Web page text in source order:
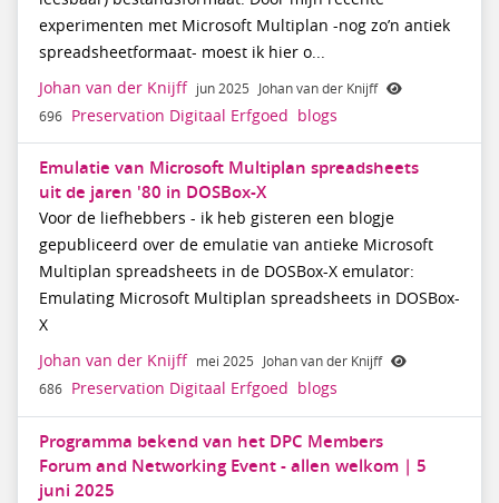
experimenten met Microsoft Multiplan -nog zo’n antiek
spreadsheetformaat- moest ik hier o...
Johan van der Knijff jun 2025 Johan van der Knijff
696 Preservation Digitaal Erfgoed blogs
Emulatie van Microsoft Multiplan spreadsheets
uit de jaren '80 in DOSBox-X
Voor de liefhebbers - ik heb gisteren een blogje
gepubliceerd over de emulatie van antieke Microsoft
Multiplan spreadsheets in de DOSBox-X emulator:
Emulating Microsoft Multiplan spreadsheets in DOSBox-
X
Johan van der Knijff mei 2025 Johan van der Knijff
686 Preservation Digitaal Erfgoed blogs
Programma bekend van het DPC Members
Forum and Networking Event - allen welkom | 5
juni 2025